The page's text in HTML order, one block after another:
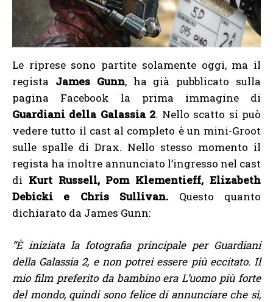
Le riprese sono partite solamente oggi, ma il
regista James Gunn, ha già pubblicato sulla
pagina Facebook la prima immagine di
Guardiani della Galassia 2. Nello scatto si può
vedere tutto il cast al completo è un mini-Groot
sulle spalle di Drax. Nello stesso momento il
regista ha inoltre annunciato l’ingresso nel cast
di Kurt Russell, Pom Klementieff, Elizabeth
Debicki e Chris Sullivan. Questo quanto
dichiarato da James Gunn:
“È iniziata la fotografia principale per Guardiani
della Galassia 2, e non potrei essere più eccitato. Il
mio film preferito da bambino era L’uomo più forte
del mondo, quindi sono felice di annunciare che sì,